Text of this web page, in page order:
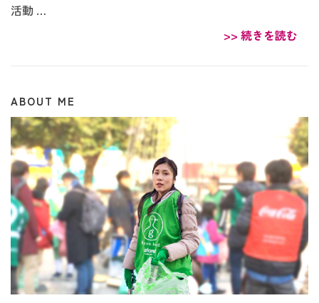
活動 …
>> 続きを読む
ABOUT ME